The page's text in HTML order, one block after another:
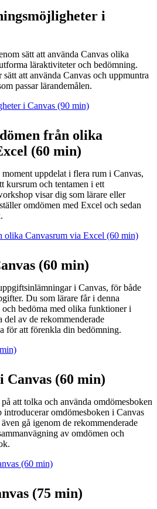
i
sätt att använda Canvas olika
läraktiviteter och bedömning.
att använda Canvas och uppmuntra
passar lärandemålen.
i Canvas (90 min)
från olika
(60 min)
uppdelat i flera rum i Canvas,
kursrum och tentamen i ett
visar dig som lärare eller
omdömen med Excel och sedan
olika Canvasrum via Excel (60 min)
(60 min)
i Canvas, för både
Du som lärare får i denna
bedöma med olika funktioner i
del av de rekommenderade
för att förenkla din bedömning.
Canvas (60 min)
att tolka och använda omdömesboken
omdömesboken i Canvas
gå igenom de rekommenderade
av omdömen och
(60 min)
(75 min)